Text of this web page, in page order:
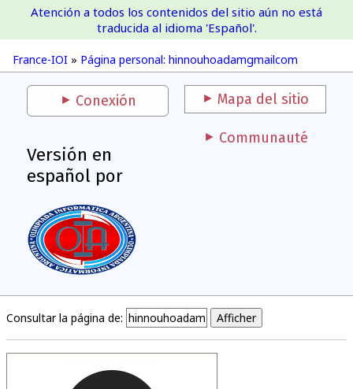
France-IOI
France-IOI » Página personal: hinnouhoadamgmailcom
Atención a todos los contenidos del sitio aún no está
traducida al idioma 'Español'.
Conexión Mapa del sitio
Versión en
español por
Communauté
Consultar la página de: